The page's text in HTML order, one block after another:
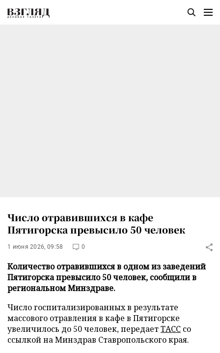
Число отравившихся в кафе
Пятигорска превысило 50 человек
1 июня 2026, 09:58 0
Количество отравившихся в одном из заведений
Пятигорска превысило 50 человек, сообщили в
региональном Минздраве.
Число госпитализированных в результате
массового отравления в кафе в Пятигорске
увеличилось до 50 человек, передаетТАСС со
ссылкой на Минздрав Ставропольского края.